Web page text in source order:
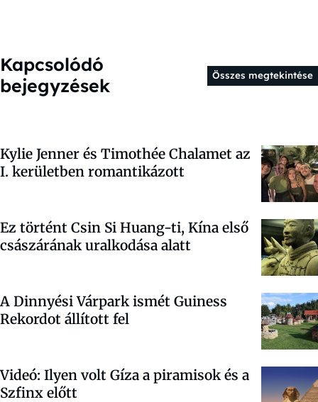
Kapcsolódó
bejegyzések
Összes megtekintése
Kylie Jenner és Timothée Chalamet az
I. kerületben romantikázott
Ez történt Csin Si Huang-ti, Kína első
császárának uralkodása alatt
A Dinnyési Várpark ismét Guiness
Rekordot állított fel
Videó: Ilyen volt Gíza a piramisok és a
Szfinx előtt